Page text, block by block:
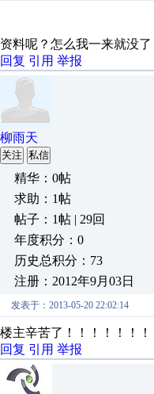
资料呢？怎么我一来就没了
回复 引用 举报
柳雨天
关注 私信
精华：0帖
求助：1帖
帖子：1帖 | 29回
年度积分：0
历史总积分：73
注册：2012年9月03日
发表于：2013-05-20 22:02:14
楼主辛苦了！！！！！！！
回复 引用 举报